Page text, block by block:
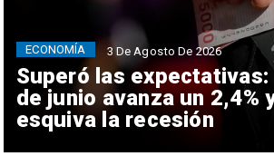
Superó las expectativas:
de junio avanza un 2,4%
esquiva la recesión
ECONOMÍA 3 De Agosto De 2026